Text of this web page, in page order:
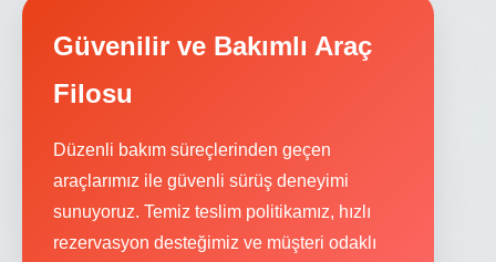
Güvenilir ve Bakımlı Araç
Filosu
Düzenli bakım süreçlerinden geçen
araçlarımız ile güvenli sürüş deneyimi
sunuyoruz. Temiz teslim politikamız, hızlı
rezervasyon desteğimiz ve müşteri odaklı